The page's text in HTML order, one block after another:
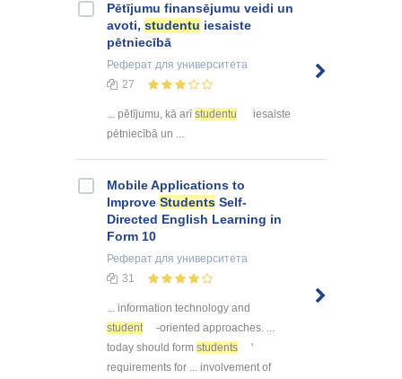
Pētījumu finansējumu veidi un
avoti, studentu iesaiste
pētniecībā
Реферат для университета
27
... pētījumu, kā arīstudentu
iesaiste
pētniecībā un ...
Mobile Applications to
Improve Students Self-
Directed English Learning in
Form 10
Реферат для университета
31
... information technology and
student
-oriented approaches. ...
today should form students
'
requirements for ... involvement of